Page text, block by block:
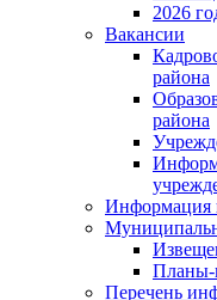
2026
Вакансии
района
района
Планы-
Перечень